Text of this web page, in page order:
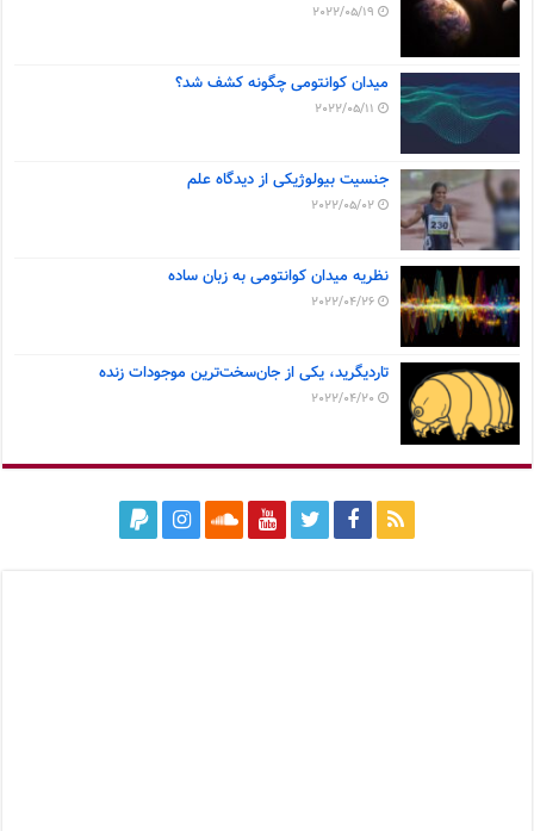
2022/05/19
میدان کوانتومی چگونه کشف شد؟
2022/05/11
جنسیت بیولوژیکی از دیدگاه علم
2022/05/02
نظریه میدان کوانتومی به زبان ساده
2022/04/26
تاردیگرید، یکی از جان‌سخت‌ترین موجودات زنده
2022/04/20